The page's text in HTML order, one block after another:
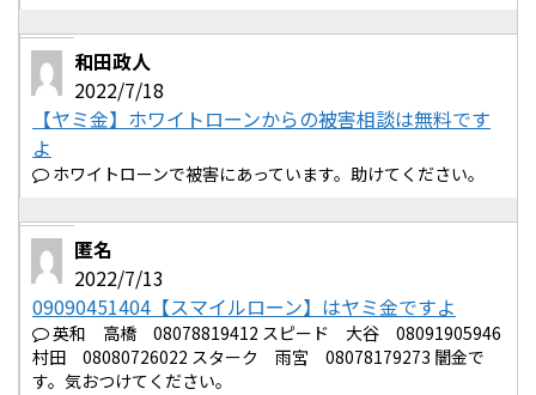
和田政人
2022/7/18
【ヤミ金】ホワイトローンからの被害相談は無料です
よ
ホワイトローンで被害にあっています。助けてください。
匿名
2022/7/13
09090451404【スマイルローン】はヤミ金ですよ
英和 高橋 08078819412 スピード 大谷 08091905946
村田 08080726022 スターク 雨宮 08078179273 闇金で
す。気おつけてください。